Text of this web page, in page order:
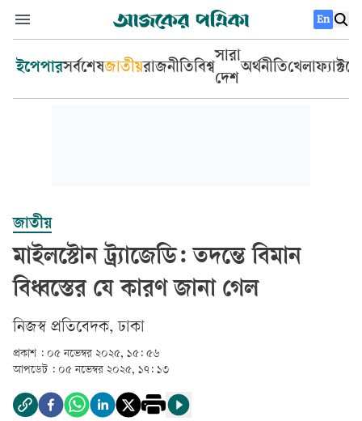
En
ইপেপারসর্বশেষজাতীয়রাজনীতিবিশ্ব
সারা
দেশ
অর্থনীতিখেলা
জাতীয়
মাইলস্টোন ট্র্যাজেডি: তদন্তে বিমান
বিধ্বস্তের যে কারণ জানা গেল
‎নিজস্ব প্রতিবেদক, ঢাকা‎
প্রকাশ : ০৫ নভেম্বর ২০২৫, ১৫: ৫৬
আপডেট : ০৫ নভেম্বর ২০২৫, ১৭: ১৩